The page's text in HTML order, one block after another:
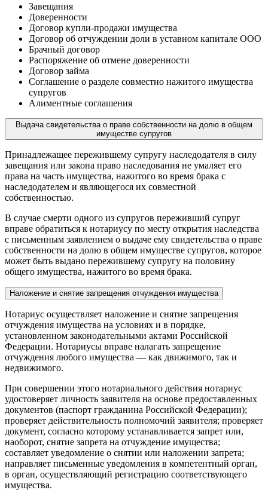
Завещания
Доверенности
Договор купли-продажи имущества
Договор об отчуждении доли в уставном капитале ООО
Брачный договор
Распоряжение об отмене доверенности
Договор займа
Соглашение о разделе совместно нажитого имущества
супругов
Алиментные соглашения
Выдача свидетельства о праве собственности на долю в общем
имуществе супругов
Принадлежащее пережившему супругу наследодателя в силу
завещания или закона право наследования не умаляет его
права на часть имущества, нажитого во время брака с
наследодателем и являющегося их совместной
собственностью.
В случае смерти одного из супругов переживший супруг
вправе обратиться к нотариусу по месту открытия наследства
с письменным заявлением о выдаче ему свидетельства о праве
собственности на долю в общем имуществе супругов, которое
может быть выдано пережившему супругу на половину
общего имущества, нажитого во время брака.
Наложение и снятие запрещения отчуждения имущества
Нотариус осуществляет наложение и снятие запрещения
отчуждения имущества на условиях и в порядке,
установленном законодательными актами Российской
Федерации. Нотариусы вправе налагать запрещение
отчуждения любого имущества — как движимого, так и
недвижимого.
При совершении этого нотариального действия нотариус
удостоверяет личность заявителя на основе предоставленных
документов (паспорт гражданина Российской Федерации);
проверяет действительность полномочий заявителя; проверяет
документ, согласно которому устанавливается запрет или,
наоборот, снятие запрета на отчуждение имущества;
составляет уведомление о снятии или наложении запрета;
направляет письменные уведомления в компетентный орган,
в орган, осуществляющий регистрацию соответствующего
имущества.